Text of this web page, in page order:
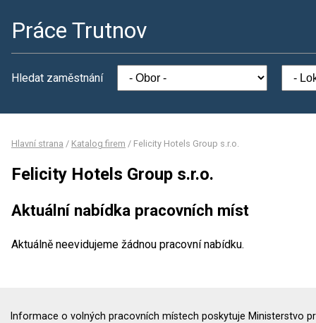
Práce Trutnov
Hledat zaměstnání
Hlavní strana / Katalog firem / Felicity Hotels Group s.r.o.
Felicity Hotels Group s.r.o.
Aktuální nabídka pracovních míst
Aktuálně neevidujeme žádnou pracovní nabídku.
Informace o volných pracovních místech poskytuje Ministerstvo